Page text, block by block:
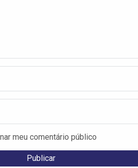
meu comentário público